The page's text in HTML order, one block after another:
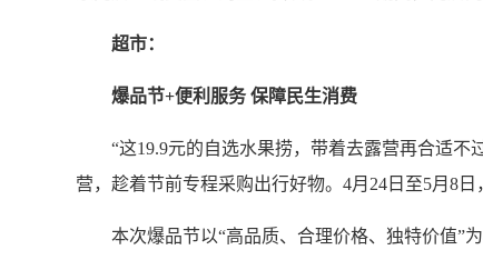
超市：
爆品节+便利服务 保障民生消费
“这19.9元的自选水果捞，带着去露营再合适不
营，趁着节前专程采购出行好物。4月24日至5月8
本次爆品节以“高品质、合理价格、独特价值”为